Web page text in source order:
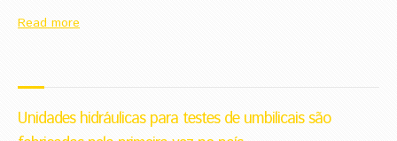
Read more
Unidades hidráulicas para testes de umbilicais são